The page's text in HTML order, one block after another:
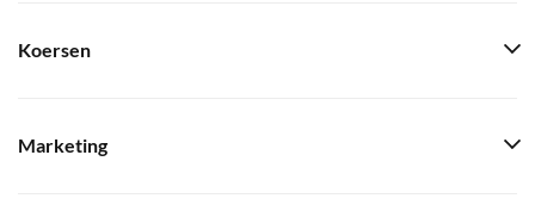
Koersen
Marketing